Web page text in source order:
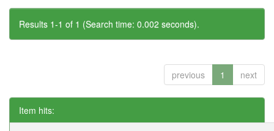
Results 1-1 of 1 (Search time: 0.002 seconds).
previous 1 next
Item hits: